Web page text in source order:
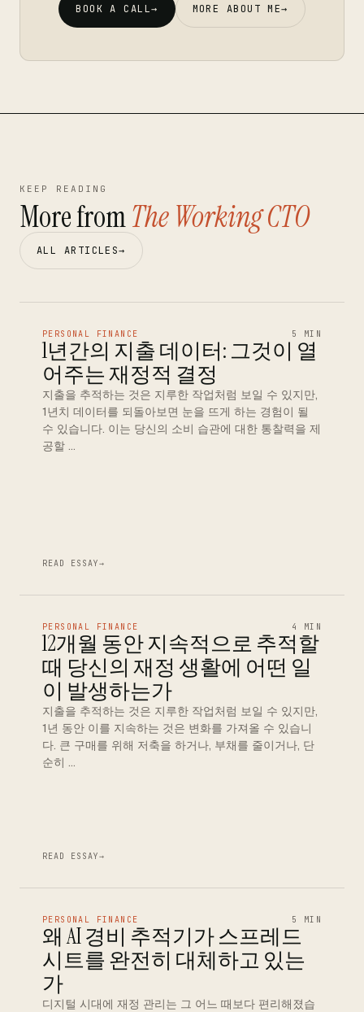
BOOK A CALL→ MORE ABOUT ME→
KEEP READING
More fromThe Working CTO
ALL ARTICLES→
PERSONAL FINANCE 5 MIN
1년간의 지출 데이터: 그것이 열
어주는 재정적 결정
지출을 추적하는 것은 지루한 작업처럼 보일 수 있지만,
1년치 데이터를 되돌아보면 눈을 뜨게 하는 경험이 될
수 있습니다. 이는 당신의 소비 습관에 대한 통찰력을 제
공할 …
READ ESSAY→
PERSONAL FINANCE 4 MIN
12개월 동안 지속적으로 추적할
때 당신의 재정 생활에 어떤 일
이 발생하는가
지출을 추적하는 것은 지루한 작업처럼 보일 수 있지만,
1년 동안 이를 지속하는 것은 변화를 가져올 수 있습니
다. 큰 구매를 위해 저축을 하거나, 부채를 줄이거나, 단
순히 …
READ ESSAY→
PERSONAL FINANCE 5 MIN
왜 AI 경비 추적기가 스프레드
시트를 완전히 대체하고 있는
가
디지털 시대에 재정 관리는 그 어느 때보다 편리해졌습